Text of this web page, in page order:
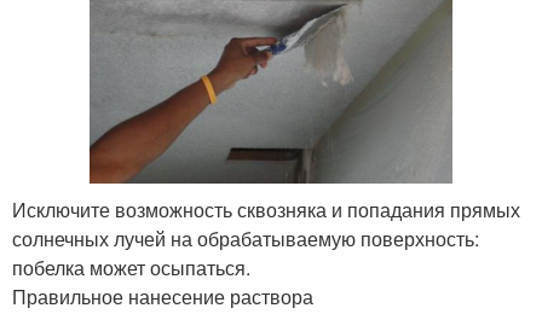
Исключите возможность сквозняка и попадания прямых
солнечных лучей на обрабатываемую поверхность:
побелка может осыпаться.
Правильное нанесение раствора